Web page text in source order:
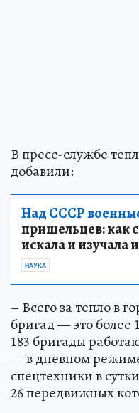
В пресс-службе
добавили:
Над СССР
пришельцев: как
искала и изучала
НАУКА
– Всего за тепло в
бригад — это более
183 бригады
— в дневном
спецтехники в
26 передвижных